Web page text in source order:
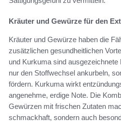
Kräuter und Gewürze für den
Kräuter und Gewürze haben die
zusätzlichen gesundheitlichen
und Kurkuma sind
nur den Stoffwechsel ankurbeln,
fördern. Kurkuma wirkt
angenehme, erdige Note. Die
Gewürzen mit frischen Zutaten
schmackhaft, sondern auch